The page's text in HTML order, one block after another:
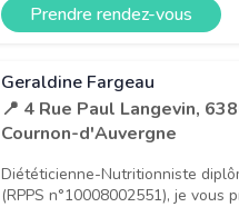
Prendre rendez-vous
Geraldine Fargeau
📍 4 Rue Paul Langevin,
Cournon-d'Auvergne
Diététicienne-Nutritionniste
(RPPS n°10008002551), je vous